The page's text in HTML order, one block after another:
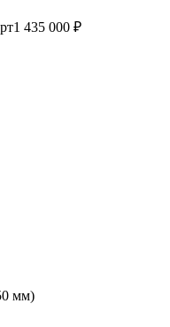
1 435 000 ₽
мм)